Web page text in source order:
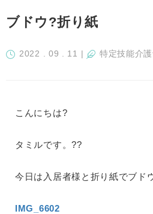
ブドウ?折り紙
2022 . 09 . 11 | 特定技能介
こんにちは?
タミルです。??
今日は入居者様と折り紙でブド
IMG_6602